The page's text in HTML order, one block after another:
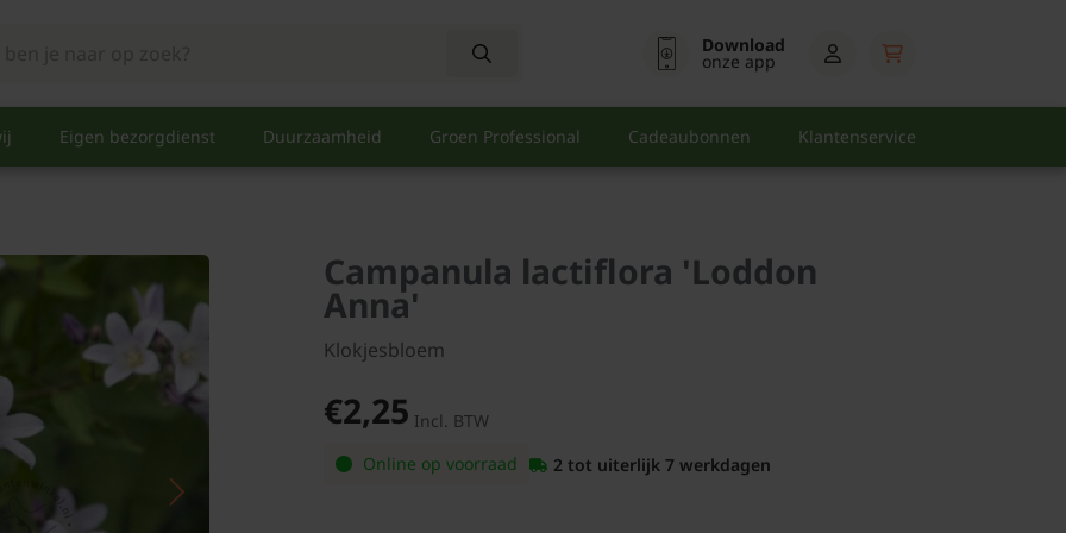
Download
onze app
Eigen bezorgdienst Duurzaamheid Groen Professional Cadeaubonnen Klantenservice
Campanula lactiflora 'Loddon
Anna'
Klokjesbloem
€2,25 Incl. BTW
Online op voorraad
2 tot uiterlijk 7 werkdagen